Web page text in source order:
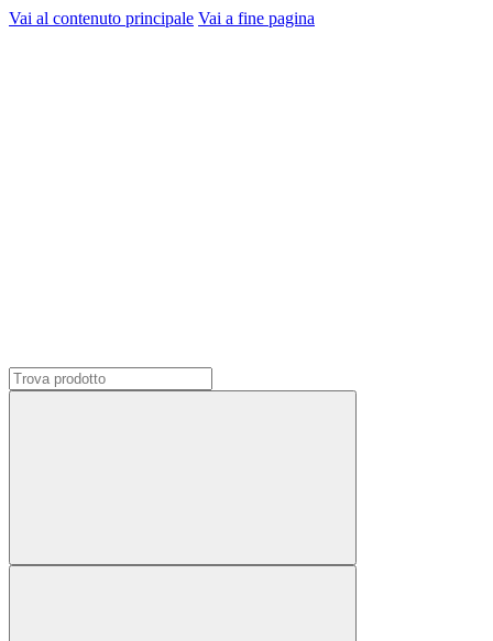
Vai al contenuto principale Vai a fine pagina